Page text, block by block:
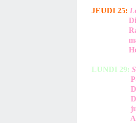
JEUDI 25:
Distance:
Rando
marcher
Heure de
LUNDI 29:
Pas de
Distance:
jusqu'au
Au